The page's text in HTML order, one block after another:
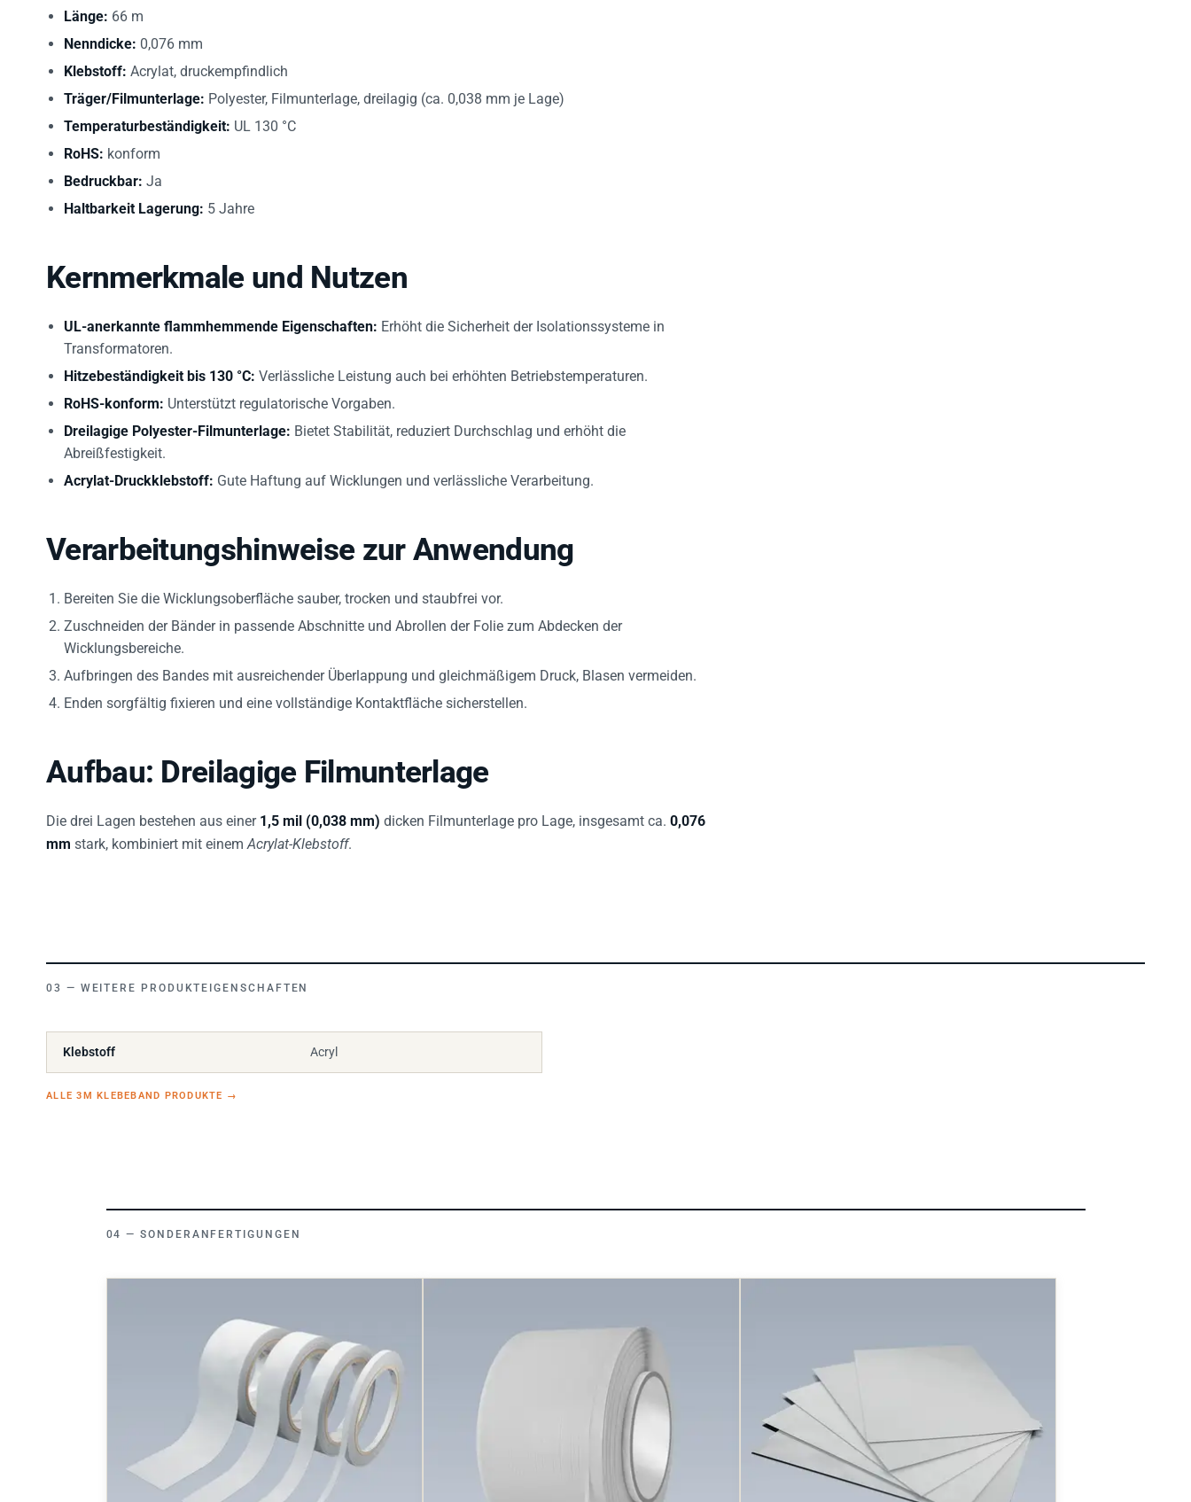
Länge: 66 m
Nenndicke: 0,076 mm
Klebstoff: Acrylat, druckempfindlich
Träger/Filmunterlage: Polyester, Filmunterlage, dreilagig (ca. 0,038 mm je Lage)
Temperaturbeständigkeit: UL 130 °C
RoHS: konform
Bedruckbar:
Ja
Haltbarkeit Lagerung: 5 Jahre
Kernmerkmale und Nutzen
UL-anerkannte flammhemmende Eigenschaften: Erhöht die Sicherheit der Isolationssysteme in
Transformatoren.
Hitzebeständigkeit bis 130 °C: Verlässliche Leistung auch bei erhöhten Betriebstemperaturen.
RoHS-konform: Unterstützt regulatorische Vorgaben.
Dreilagige Polyester-Filmunterlage: Bietet Stabilität, reduziert Durchschlag und erhöht die
Abreißfestigkeit.
Acrylat-Druckklebstoff: Gute Haftung auf Wicklungen und verlässliche Verarbeitung.
Verarbeitungshinweise zur Anwendung
Bereiten Sie die Wicklungsoberfläche sauber, trocken und staubfrei vor.
Zuschneiden der Bänder in passende Abschnitte und Abrollen der Folie zum Abdecken der
Wicklungsbereiche.
Aufbringen des Bandes mit ausreichender Überlappung und gleichmäßigem Druck, Blasen vermeiden.
Enden sorgfältig fixieren und eine vollständige Kontaktfläche sicherstellen.
Aufbau: Dreilagige Filmunterlage
Die drei Lagen bestehen aus einer 1,5 mil (0,038 mm) dicken Filmunterlage pro Lage, insgesamt ca. 0,076
mm stark, kombiniert mit einem Acrylat-Klebstoff.
WEITERE PRODUKTEIGENSCHAFTEN
Klebstoff Acryl
SONDERANFERTIGUNGEN